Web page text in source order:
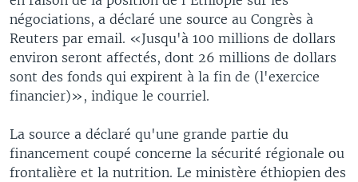
négociations, a déclaré une source au Congrès à
Reuters par email. «Jusqu'à 100 millions de dollars
environ seront affectés, dont 26 millions de dollars
sont des fonds qui expirent à la fin de (l'exercice
financier)», indique le courriel.
La source a déclaré qu'une grande partie du
financement coupé concerne la sécurité régionale ou
frontalière et la nutrition. Le ministère éthiopien des